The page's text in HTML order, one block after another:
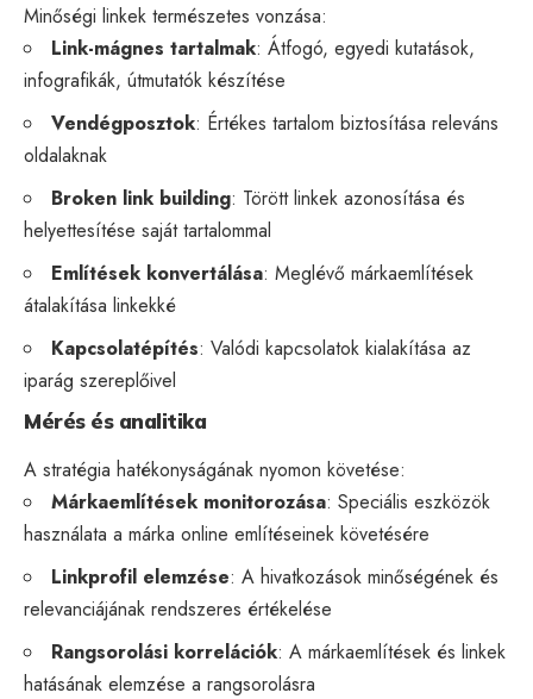
Minőségi linkek természetes vonzása:
Link-mágnes tartalmak: Átfogó, egyedi kutatások,
infografikák, útmutatók készítése
Vendégposztok: Értékes tartalom biztosítása releváns
oldalaknak
Broken link building: Törött linkek azonosítása és
helyettesítése saját tartalommal
Említések konvertálása: Meglévő márkaemlítések
átalakítása linkekké
Kapcsolatépítés: Valódi kapcsolatok kialakítása az
iparág szereplőivel
Mérés és analitika
A stratégia hatékonyságának nyomon követése:
Márkaemlítések monitorozása: Speciális eszközök
használata a márka online említéseinek követésére
Linkprofil elemzése: A hivatkozások minőségének és
relevanciájának rendszeres értékelése
Rangsorolási korrelációk: A márkaemlítések és linkek
hatásának elemzése a rangsorolásra